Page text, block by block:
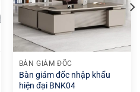
BÀN GIÁM ĐỐC
Bàn giám đốc nhập khẩu
hiện đại BNK04